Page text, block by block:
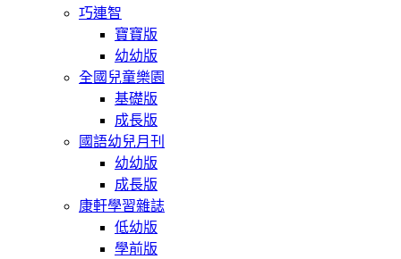
巧連智
寶寶版
幼幼版
全國兒童樂園
基礎版
成長版
國語幼兒月刊
幼幼版
成長版
康軒學習雜誌
低幼版
學前版